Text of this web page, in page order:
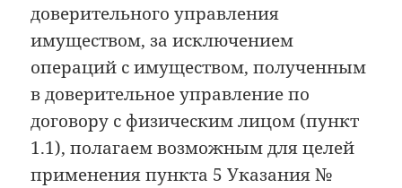
доверительного управления
имуществом, за исключением
операций с имуществом, полученным
в доверительное управление по
договору с физическим лицом (пункт
1.1), полагаем возможным для целей
применения пункта 5 Указания №